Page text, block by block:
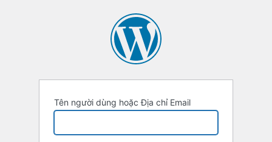
Tên người dùng hoặc Địa chỉ Email